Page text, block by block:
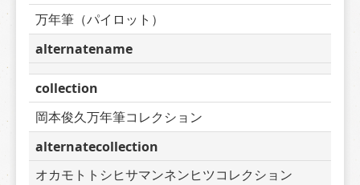
万年筆（パイロット）
alternatename
collection
岡本俊久万年筆コレクション
alternatecollection
オカモトトシヒサマンネンヒツコレクション